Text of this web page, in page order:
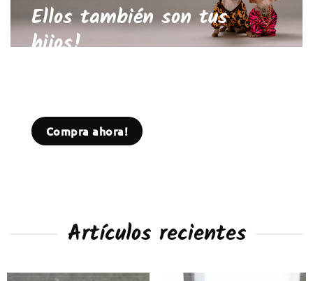
Ellos también son tus
hijos!
Compra ahora!
Artículos recientes